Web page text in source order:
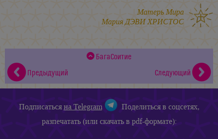
Матерь Мира
Мария ДЭВИ ХРИСТОС
БагаСоитие
Предыдущий
Следующий
Подписатьсяна Telegram
Поделиться в соцсетях,
разпечатать (или скачать в pdf-формате):